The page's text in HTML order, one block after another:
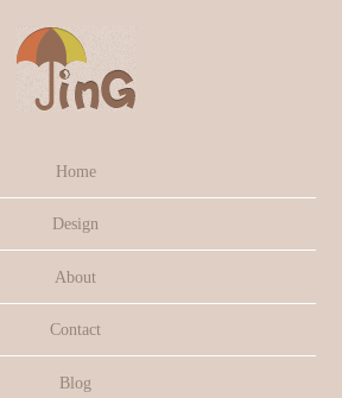
Home
Design
About
Contact
Blog